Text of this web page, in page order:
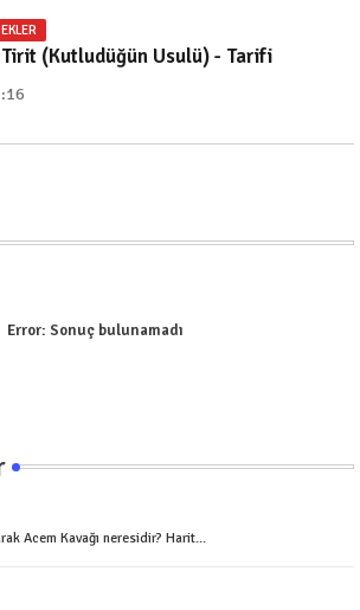
Etli Tirit (Kutludüğün Usulü) - Tarifi
Error: Sonuç bulunamadı
Acem Kavağı neresidir? Harit...